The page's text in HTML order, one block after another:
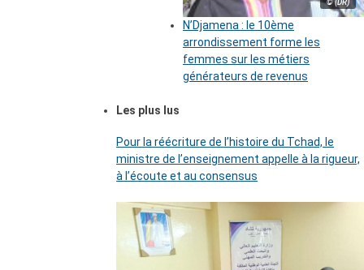
N’Djamena : le 10ème
arrondissement forme les
femmes sur les métiers
générateurs de revenus
Les plus lus
Pour la réécriture de l’histoire du Tchad, le
ministre de l’enseignement appelle à la rigueur,
à l’écoute et au consensus